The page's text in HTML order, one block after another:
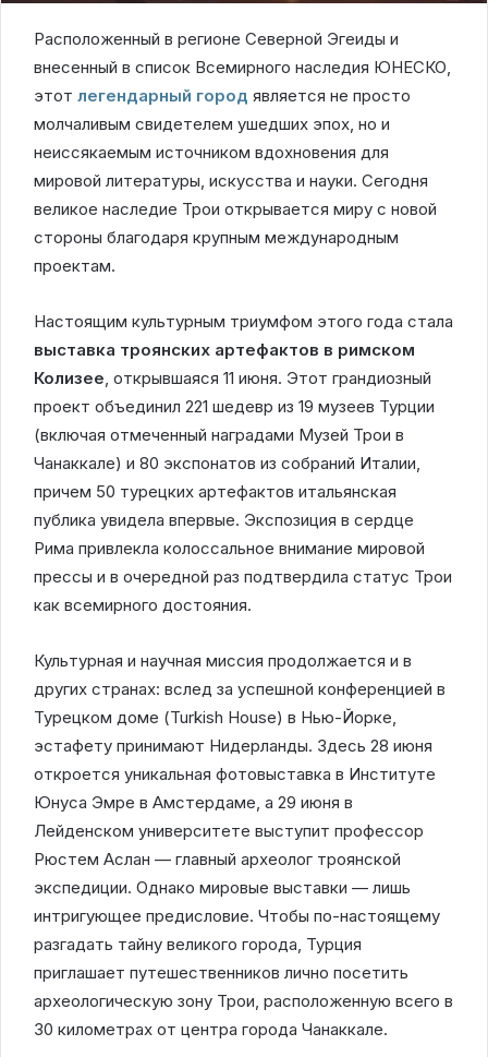
Расположенный в регионе Северной Эгеиды и
внесенный в список Всемирного наследия ЮНЕСКО,
этот легендарный город является не просто
молчаливым свидетелем ушедших эпох, но и
неиссякаемым источником вдохновения для
мировой литературы, искусства и науки. Сегодня
великое наследие Трои открывается миру с новой
стороны благодаря крупным международным
проектам.
Настоящим культурным триумфом этого года стала
выставка троянских артефактов в римском
Колизее , открывшаяся 11 июня. Этот грандиозный
проект объединил 221 шедевр из 19 музеев Турции
(включая отмеченный наградами Музей Трои в
Чанаккале) и 80 экспонатов из собраний Италии,
причем 50 турецких артефактов итальянская
публика увидела впервые. Экспозиция в сердце
Рима привлекла колоссальное внимание мировой
прессы и в очередной раз подтвердила статус Трои
как всемирного достояния.
Культурная и научная миссия продолжается и в
других странах: вслед за успешной конференцией в
Турецком доме (Turkish House) в Нью-Йорке,
эстафету принимают Нидерланды. Здесь 28 июня
откроется уникальная фотовыставка в Институте
Юнуса Эмре в Амстердаме, а 29 июня в
Лейденском университете выступит профессор
Рюстем Аслан — главный археолог троянской
экспедиции. Однако мировые выставки — лишь
интригующее предисловие. Чтобы по-настоящему
разгадать тайну великого города, Турция
приглашает путешественников лично посетить
археологическую зону Трои, расположенную всего в
30 километрах от центра города Чанаккале.